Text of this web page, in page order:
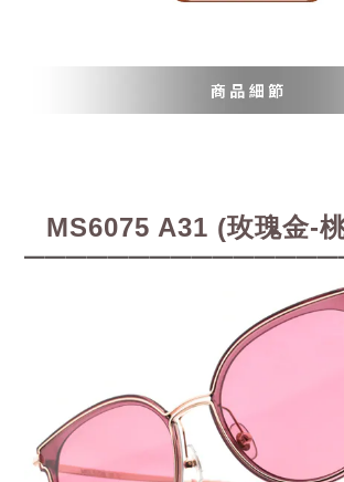
MS6075 A31 (玫瑰金-